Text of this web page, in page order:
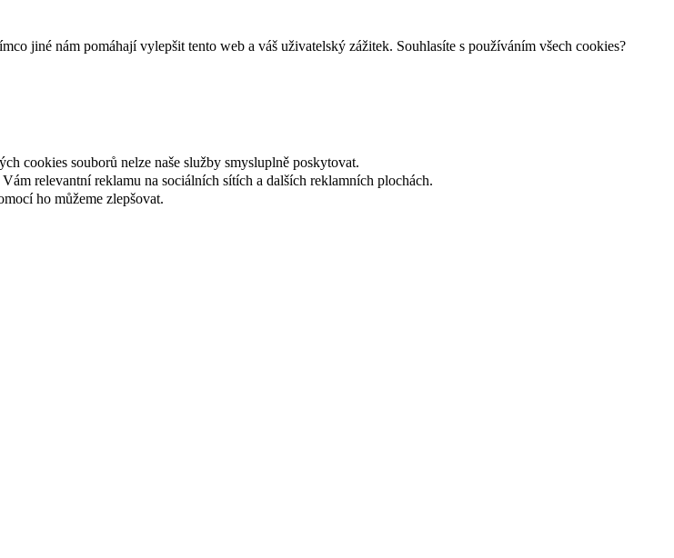
jiné nám pomáhají vylepšit tento web a váš uživatelský zážitek. Souhlasíte s používáním všech cookies?
cookies souborů nelze naše služby smysluplně poskytovat.
relevantní reklamu na sociálních sítích a dalších reklamních plochách.
ho můžeme zlepšovat.